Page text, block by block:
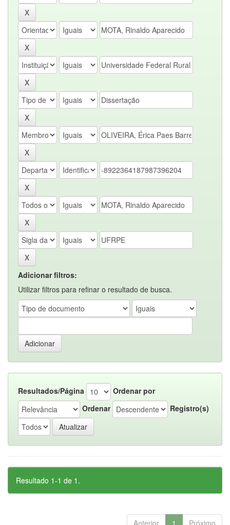
Adicionar filtros:
Utilizar filtros para refinar o resultado de busca.
Resultados/Página
Ordenar por
Ordenar
Registro(s)
Resultado 1-1 de 1.
Anterior 1 Próximo